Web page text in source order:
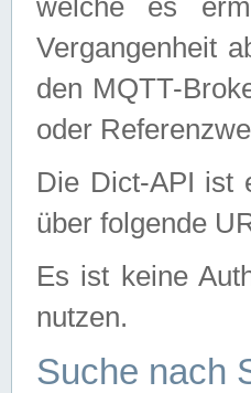
welche es
Vergangenheit
den MQTT-
oder
Die Dict-API ist
über folgende
Es ist keine
nutzen.
Suche nach